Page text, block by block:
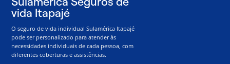
vida Itapajé
O seguro de vida individual Sulamérica Itapajé
pode ser personalizado para atender às
necessidades individuais de cada pessoa, com
diferentes coberturas e assistências.